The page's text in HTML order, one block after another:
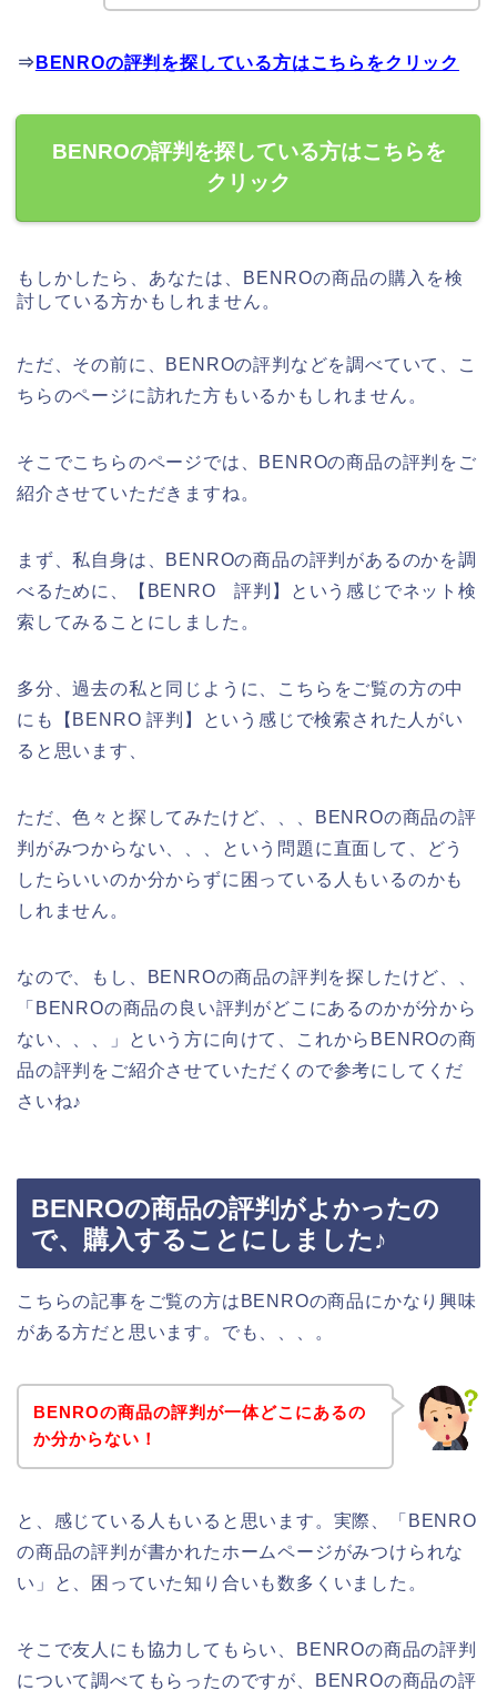
⇒ BENROの評判を探している方はこちらをクリック
BENROの評判を探している方はこちらを
クリック
もしかしたら、あなたは、BENROの商品の購入を検
討している方かもしれません。
ただ、その前に、BENROの評判などを調べていて、こ
ちらのページに訪れた方もいるかもしれません。
そこでこちらのページでは、BENROの商品の評判をご
紹介させていただきますね。
まず、私自身は、BENROの商品の評判があるのかを調
べるために、【BENRO 評判】という感じでネット検
索してみることにしました。
多分、過去の私と同じように、こちらをご覧の方の中
にも【BENRO 評判】という感じで検索された人がい
ると思います、
ただ、色々と探してみたけど、、、BENROの商品の評
判がみつからない、、、という問題に直面して、どう
したらいいのか分からずに困っている人もいるのかも
しれません。
なので、もし、BENROの商品の評判を探したけど、、
「BENROの商品の良い評判がどこにあるのかが分から
ない、、、」という方に向けて、これからBENROの商
品の評判をご紹介させていただくので参考にしてくだ
さいね♪
BENROの商品の評判がよかったの
で、購入することにしました♪
こちらの記事をご覧の方はBENROの商品にかなり興味
がある方だと思います。でも、、、。
BENROの商品の評判が一体どこにあるの
か分からない！
と、感じている人もいると思います。実際、「BENRO
の商品の評判が書かれたホームページがみつけられな
い」と、困っていた知り合いも数多くいました。
そこで友人にも協力してもらい、BENROの商品の評判
について調べてもらったのですが、BENROの商品の評